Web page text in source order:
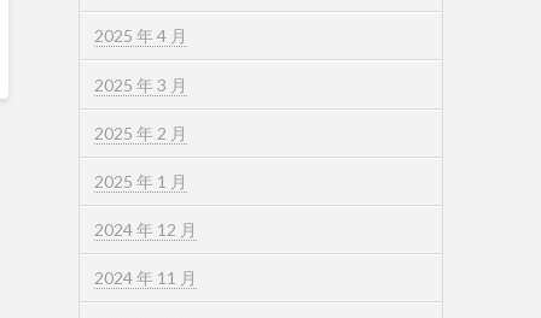
2025 年 4 月
2025 年 3 月
2025 年 2 月
2025 年 1 月
2024 年 12 月
2024 年 11 月